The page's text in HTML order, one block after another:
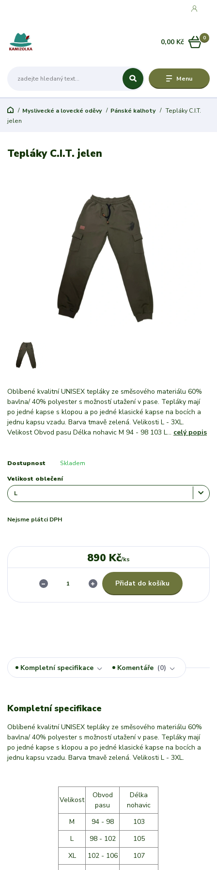
Menu
0
0,00 Kč
Myslivecké a lovecké oděvy Pánské kalhoty
Tepláky C.I.T.
jelen
Tepláky C.I.T. jelen
Oblíbené kvalitní UNISEX tepláky ze směsového materiálu 60%
bavlna/ 40% polyester s možností utažení v pase. Tepláky mají
po jedné kapse s klopou a po jedné klasické kapse na bocích a
jednu kapsu vzadu. Barva tmavě zelená. Velikosti L - 3XL.
Velikost Obvod pasu Délka nohavic M 94 - 98 103 L... celý popis
Dostupnost Skladem
Velikost oblečení
Nejsme plátci DPH
890 Kč/ks
Přidat do košíku
Kompletní specifikace Komentáře 0
Kompletní specifikace
Oblíbené kvalitní UNISEX tepláky ze směsového materiálu 60%
bavlna/ 40% polyester s možností utažení v pase. Tepláky mají
po jedné kapse s klopou a po jedné klasické kapse na bocích a
jednu kapsu vzadu. Barva tmavě zelená. Velikosti L - 3XL.
Velikost
Obvod
pasu
Délka
nohavic
M
94 - 98
103
L
98 - 102
105
XL
102 - 106
107